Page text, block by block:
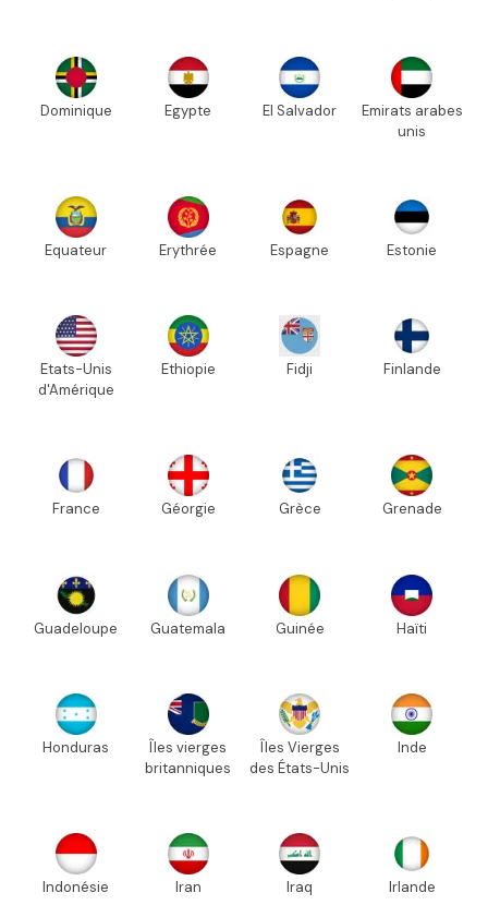
Dominique Egypte El Salvador
Emirats arabes
unis
Equateur Erythrée Espagne Estonie
Etats-Unis
d'Amérique
Ethiopie Fidji Finlande
France Géorgie Grèce Grenade
Guadeloupe Guatemala Guinée Haïti
Honduras
Îles vierges
britanniques
Îles Vierges
des États-Unis
Inde
Indonésie Iran Iraq Irlande